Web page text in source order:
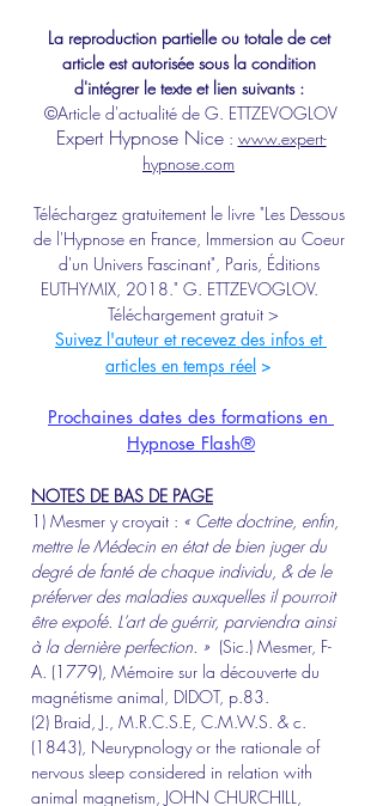
La reproduction partielle ou totale de cet
article est autorisée sous la condition
d'intégrer le texte et lien suivants :
©Article d'actualité de G. ETTZEVOGLOV
Expert Hypnose Nice : www.expert-
hypnose.com
Téléchargez gratuitement le livre "Les Dessous
de l'Hypnose en France, Immersion au Coeur
d'un Univers Fascinant", Paris, Éditions
EUTHYMIX, 2018." G. ETTZEVOGLOV.​
Téléchargement gratuit >
Suivez l'auteur et recevez des infos et
articles en temps réel >
Prochaines dates des formations en
Hypnose Flash®
NOTES DE BAS DE PAGE
1) Mesmer y croyait : « Cette doctrine, enfin,
mettre le Médecin en état de bien juger du
degré de fanté de chaque individu, & de le
préferver des maladies auxquelles il pourroit
être expofé. L’art de guérrir, parviendra ainsi
à la dernière perfection. »
  (Sic.) Mesmer, F-
A. (1779), Mémoire sur la découverte du
magnétisme animal, DIDOT, p.83.
(2) Braid, J., M.R.C.S.E, C.M.W.S. & c.
(1843), Neurypnology or the rationale of
nervous sleep considered in relation with
animal magnetism, JOHN CHURCHILL,